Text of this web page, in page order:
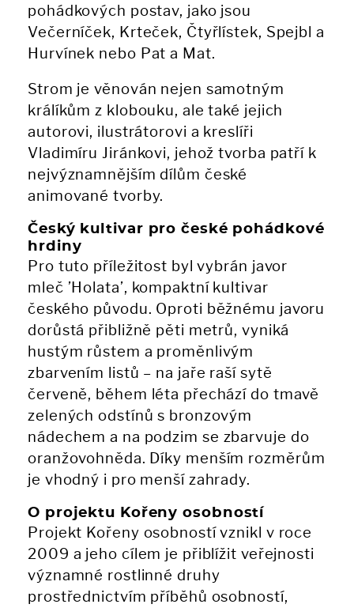
pohádkových postav, jako jsou
Večerníček, Krteček, Čtyřlístek, Spejbl a
Hurvínek nebo Pat a Mat.
Strom je věnován nejen samotným
králíkům z klobouku, ale také jejich
autorovi, ilustrátorovi a kreslíři
Vladimíru Jiránkovi, jehož tvorba patří k
nejvýznamnějším dílům české
animované tvorby.
Český kultivar pro české pohádkové
hrdiny
Pro tuto příležitost byl vybrán javor
mleč ’Holata’, kompaktní kultivar
českého původu. Oproti běžnému javoru
dorůstá přibližně pěti metrů, vyniká
hustým růstem a proměnlivým
zbarvením listů – na jaře raší sytě
červeně, během léta přechází do tmavě
zelených odstínů s bronzovým
nádechem a na podzim se zbarvuje do
oranžovohněda. Díky menším rozměrům
je vhodný i pro menší zahrady.
O projektu Kořeny osobností
Projekt Kořeny osobností vznikl v roce
2009 a jeho cílem je přiblížit veřejnosti
významné rostlinné druhy
prostřednictvím příběhů osobností,